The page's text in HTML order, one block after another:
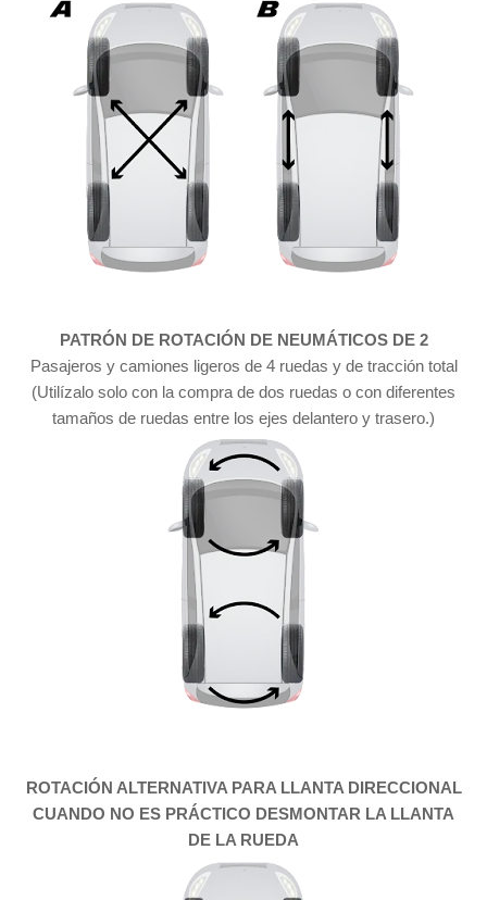
PATRÓN DE ROTACIÓN DE NEUMÁTICOS DE 2
Pasajeros y camiones ligeros de 4 ruedas y de tracción total
(Utilízalo solo con la compra de dos ruedas o con diferentes
tamaños de ruedas entre los ejes delantero y trasero.)
ROTACIÓN ALTERNATIVA PARA LLANTA DIRECCIONAL
CUANDO NO ES PRÁCTICO DESMONTAR LA LLANTA
DE LA RUEDA